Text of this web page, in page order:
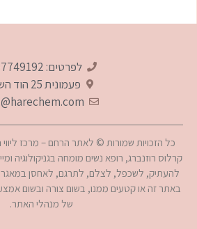
לפרטים: 09-7749192
פעמונית 25‎ הוד השרון
כל הזכויות שמורות © לאתר הרחם – מרכז ליווי
קרלוס רוזנברג, רופא נשים מומחה בגניקולוגיה
להעתיק, לשכפל, לצלם, לתרגם, לאחסן במאגר
באתר זה או קטעים ממנו, בשום צורה ובשום
של מנהלי האתר.
טלפון